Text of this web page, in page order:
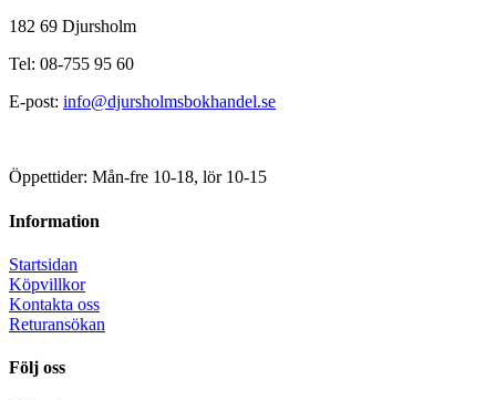
182 69 Djursholm
Tel: 08-755 95 60
E-post: info@djursholmsbokhandel.se
Öppettider: Mån-fre 10-18, lör 10-15
Information
Startsidan
Köpvillkor
Kontakta oss
Returansökan
Följ oss